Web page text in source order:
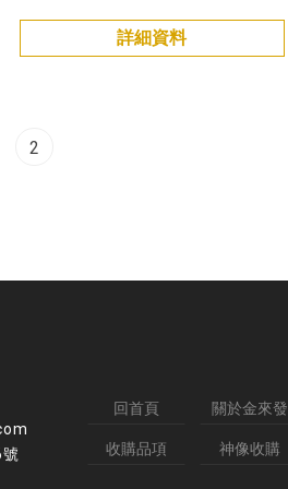
詳細資料
2
回首頁 關於金來發
收購品項 神像收購